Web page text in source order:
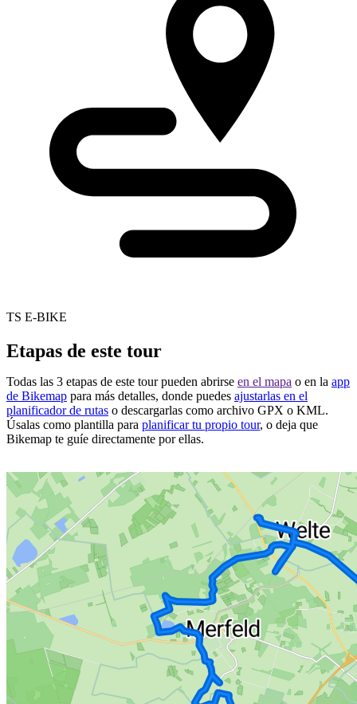
TS E-BIKE
Etapas de este tour
Todas las 3 etapas de este tour pueden abrirse en el mapa o en la app
de Bikemap para más detalles, donde puedes ajustarlas en el
planificador de rutas o descargarlas como archivo GPX o KML.
Úsalas como plantilla para planificar tu propio tour, o deja que
Bikemap te guíe directamente por ellas.